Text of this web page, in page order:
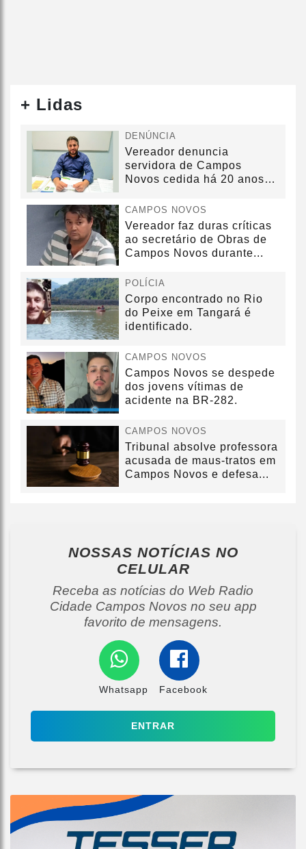
+ Lidas
DENÚNCIA
Vereador denuncia
servidora de Campos
Novos cedida há 20 anos
CAMPOS NOVOS
Vereador faz duras críticas
ao secretário de Obras de
Campos Novos durante...
POLÍCIA
Corpo encontrado no Rio
do Peixe em Tangará é
identificado.
CAMPOS NOVOS
Campos Novos se despede
dos jovens vítimas de
acidente na BR-282.
CAMPOS NOVOS
Tribunal absolve professora
acusada de maus-tratos em
Campos Novos e defesa...
NOSSAS NOTÍCIAS NO
CELULAR
Receba as notícias do Web Radio
Cidade Campos Novos no seu app
favorito de mensagens.
Whatsapp Facebook
ENTRAR